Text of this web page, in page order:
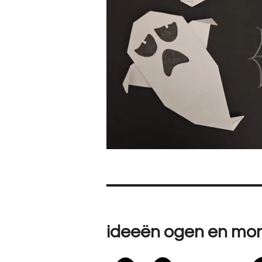
ideeën ogen en